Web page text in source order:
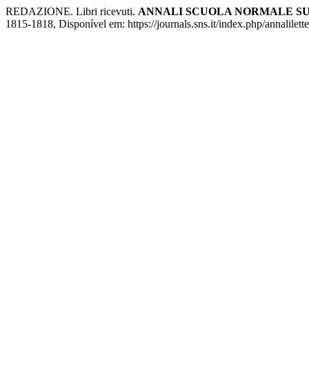
REDAZIONE. Libri ricevuti. ANNALI SCUOLA NORMALE
1815-1818, Disponível em: https://journals.sns.it/index.php/